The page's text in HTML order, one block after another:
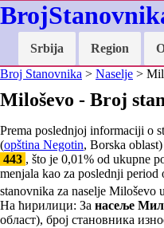
Srbija Region
Broj Stanovnika > Naselje >
Miloševo - Broj
Prema poslednjoj informaciji o
(opština Negotin, Borska
443 , što je 0,01% od ukupne
menjala kao za poslednji period
stanovnika za naselje Miloševo
На ћирилици: За насеље
област), број становника